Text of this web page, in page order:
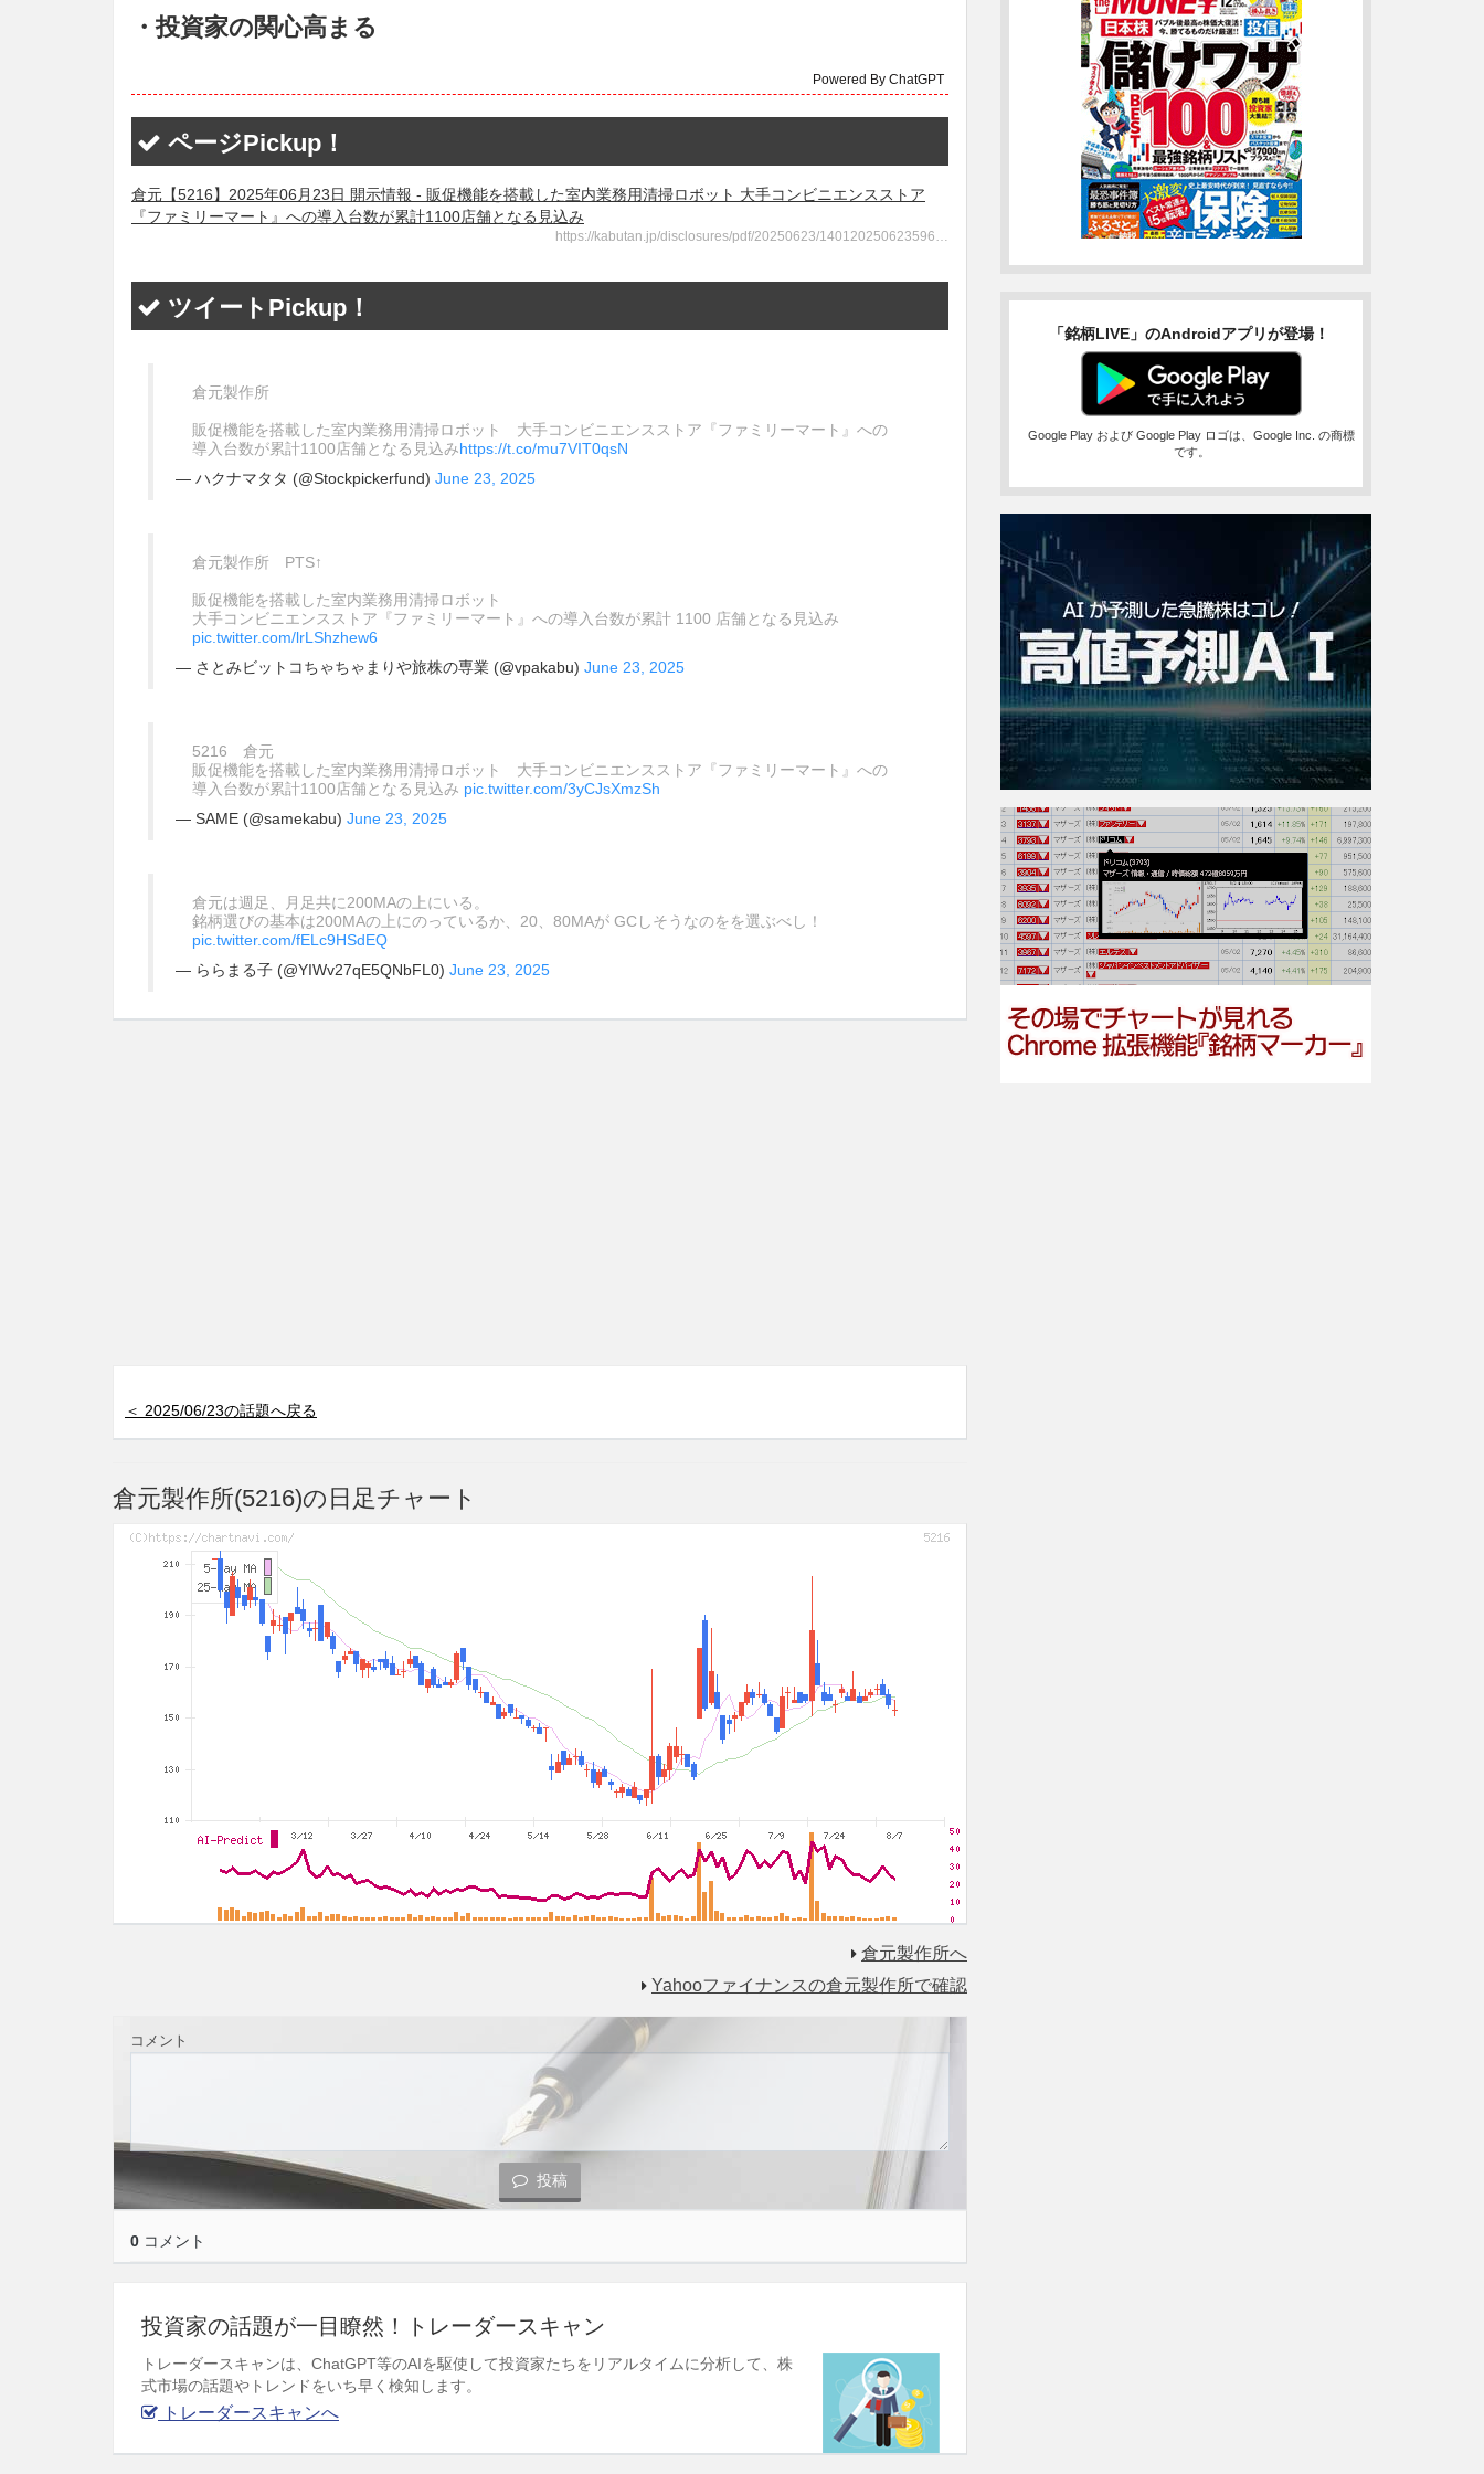
・投資家の関心高まる
Powered By ChatGPT
ページPickup！
倉元【5216】2025年06月23日 開示情報 - 販促機能を搭載した室内業務用清掃ロボット 大手コンビニエンスストア
『ファミリーマート』への導入台数が累計1100店舗となる見込み
https://kabutan.jp/disclosures/pdf/20250623/140120250623596…
ツイートPickup！
倉元製作所
販促機能を搭載した室内業務用清掃ロボット 大手コンビニエンスストア『ファミリーマート』への
導入台数が累計1100店舗となる見込みhttps://t.co/mu7VIT0qsN
— ハクナマタタ (@Stockpickerfund) June 23, 2025
倉元製作所 PTS↑
販促機能を搭載した室内業務用清掃ロボット
大手コンビニエンスストア『ファミリーマート』への導入台数が累計 1100 店舗となる見込み
pic.twitter.com/lrLShzhew6
— さとみビットコちゃちゃまりや旅株の専業 (@vpakabu) June 23, 2025
5216 倉元
販促機能を搭載した室内業務用清掃ロボット 大手コンビニエンスストア『ファミリーマート』への
導入台数が累計1100店舗となる見込み pic.twitter.com/3yCJsXmzSh
— SAME (@samekabu) June 23, 2025
倉元は週足、月足共に200MAの上にいる。
銘柄選びの基本は200MAの上にのっているか、20、80MAが GCしそうなのをを選ぶべし！
pic.twitter.com/fELc9HSdEQ
— ららまる子 (@YIWv27qE5QNbFL0) June 23, 2025
＜ 2025/06/23の話題へ戻る
倉元製作所(5216)の日足チャート
倉元製作所へ
Yahooファイナンスの倉元製作所で確認
コメント
投稿
0 コメント
投資家の話題が一目瞭然！トレーダースキャン
トレーダースキャンは、ChatGPT等のAIを駆使して投資家たちをリアルタイムに分析して、株
式市場の話題やトレンドをいち早く検知します。
トレーダースキャンへ
「銘柄LIVE」のAndroidアプリが登場！
Google Play および Google Play ロゴは、Google Inc. の商標
です。